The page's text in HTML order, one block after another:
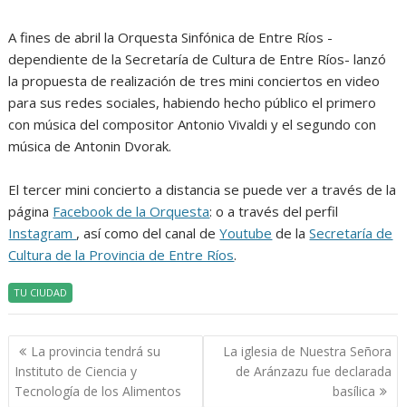
A fines de abril la Orquesta Sinfónica de Entre Ríos -
dependiente de la Secretaría de Cultura de Entre Ríos- lanzó
la propuesta de realización de tres mini conciertos en video
para sus redes sociales, habiendo hecho público el primero
con música del compositor Antonio Vivaldi y el segundo con
música de Antonin Dvorak.
El tercer mini concierto a distancia se puede ver a través de la
página Facebook de la Orquesta: o a través del perfil
Instagram , así como del canal deYoutube de laSecretaría de
Cultura de la Provincia de Entre Ríos.
TU CIUDAD
Navegación
de
entradas
La provincia tendrá su
Instituto de Ciencia y
Tecnología de los Alimentos
La iglesia de Nuestra Señora
de Aránzazu fue declarada
basílica